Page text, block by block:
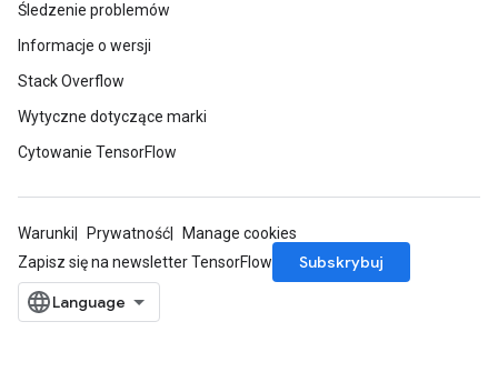
Śledzenie problemów
Informacje o wersji
Stack Overflow
Wytyczne dotyczące marki
Cytowanie TensorFlow
Warunki Prywatność
Manage cookies
Zapisz się na newsletter TensorFlow
Subskrybuj